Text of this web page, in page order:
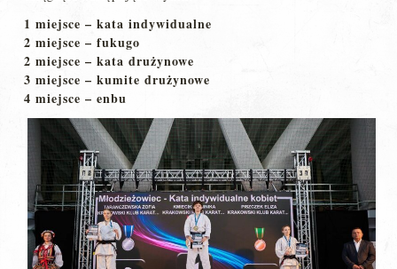
1 miejsce – kata indywidualne
2 miejsce – fukugo
2 miejsce – kata drużynowe
3 miejsce – kumite drużynowe
4 miejsce – enbu